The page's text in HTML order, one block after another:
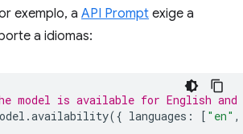
exemplo, a API Prompt exige a
a idiomas:
model is available for English and
.availability({ languages : [ "en" ,